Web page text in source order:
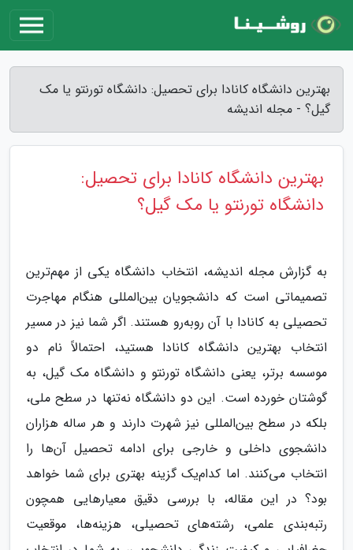
بهترین دانشگاه کانادا برای تحصیل: دانشگاه تورنتو یا مک
گیل؟ - مجله اندیشه
بهترین دانشگاه کانادا برای تحصیل:
دانشگاه تورنتو یا مک گیل؟
به گزارش مجله اندیشه، انتخاب دانشگاه یکی از مهم‌ترین
تصمیماتی است که دانشجویان بین‌المللی هنگام مهاجرت
تحصیلی به کانادا با آن روبه‌رو هستند. اگر شما نیز در مسیر
انتخاب بهترین دانشگاه کانادا هستید، احتمالاً نام دو
موسسه برتر، یعنی دانشگاه تورنتو و دانشگاه مک گیل، به
گوشتان خورده است. این دو دانشگاه نه‌تنها در سطح ملی،
بلکه در سطح بین‌المللی نیز شهرت دارند و هر ساله هزاران
دانشجوی داخلی و خارجی برای ادامه تحصیل آن‌ها را
انتخاب می‌کنند. اما کدام‌یک گزینه بهتری برای شما خواهد
بود؟ در این مقاله، با بررسی دقیق معیارهایی همچون
رتبه‌بندی علمی، رشته‌های تحصیلی، هزینه‌ها، موقعیت